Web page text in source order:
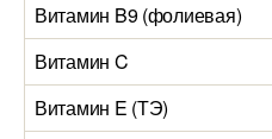
Витамин B9 (фолиевая)
Витамин C
Витамин E (ТЭ)